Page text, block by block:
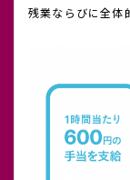
残業ならびに全体